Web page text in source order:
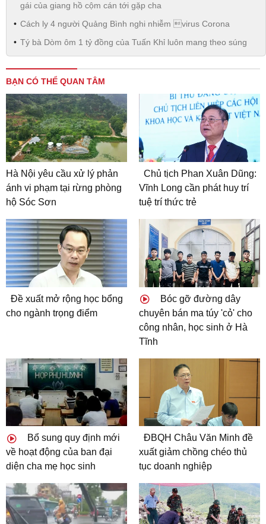
gái của giang hồ cộm cán tới gặp cha
Cách ly 4 người Quảng Bình nghi nhiễm virus Corona
Tý bà Dòm ôm 1 tỷ đồng của Tuấn Khỉ luôn mang theo súng
BẠN CÓ THỂ QUAN TÂM
Hà Nội yêu cầu xử lý phản
ánh vi phạm tại rừng phòng
hộ Sóc Sơn
Chủ tịch Phan Xuân Dũng:
Vĩnh Long cần phát huy trí
tuệ trí thức trẻ
Đề xuất mở rộng học bổng
cho ngành trọng điểm
Bóc gỡ đường dây
chuyên bán ma túy 'cỏ' cho
công nhân, học sinh ở Hà
Tĩnh
Bổ sung quy định mới
về hoạt động của ban đại
diện cha mẹ học sinh
ĐBQH Châu Văn Minh đề
xuất giảm chồng chéo thủ
tục doanh nghiệp